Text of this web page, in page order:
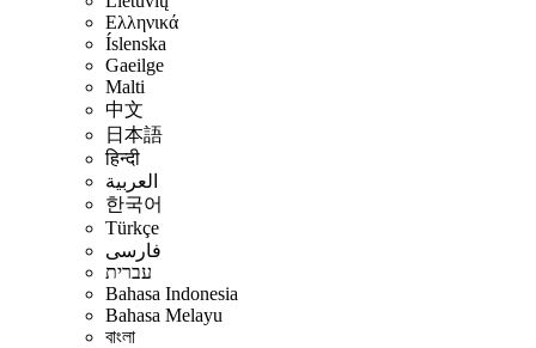
Ελληνικά
Íslenska
Gaeilge
Malti
中文
日本語
हिन्दी
العربية
한국어
Türkçe
فارسی
עברית
Bahasa Indonesia
Bahasa Melayu
বাংলা